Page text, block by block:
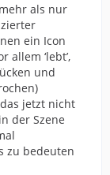
als nur
ein Icon
allem ‘lebt’,
und
jetzt nicht
der Szene
zu bedeuten